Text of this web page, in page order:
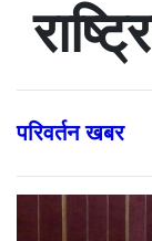
परिवर्तन खबर